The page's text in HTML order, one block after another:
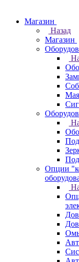
Магазин
Назад
Магазин
Опции